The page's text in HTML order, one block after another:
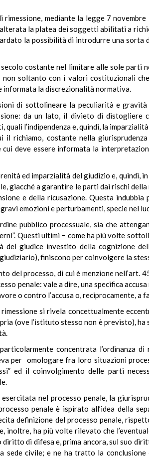
mediante la legge 7
la platea dei soggetti abilitati a
la possibilità di introdurre una
costante nel limitare alle sole parti
soltanto con i valori costituzionali
informata la discrezionalità normativa.
di sottolineare la peculiarità e gravità
da un lato, il divieto di distogliere
l’indipendenza e, quindi, la
il richiamo, costante nella
deve essere informata la
ed imparzialità del giudizio e, quindi,
giacché a garantire le parti dai rischi
e della ricusazione. Questa
emozioni e perturbamenti, specie nel
pubblico processuale, sia che
Questi ultimi − come ha più volte
giudice investito della cognizione
finiscono per coinvolgere la
del processo, di cui è menzione nell’art.
penale: vale a dire, una specifica
o contro l’accusa o, reciprocamente, a
si rivela concettualmente
(ove l’istituto stesso non è previsto),
concentrata l’ordinanza
per omologare fra loro situazioni
ed il coinvolgimento delle parti
nel processo penale, la
penale è ispirato all’idea della
definizione del processo penale,
inoltre, ha più volte rilevato che
diritto di difesa e, prima ancora, sul suo
sede civile; e ne ha tratto la conclusione